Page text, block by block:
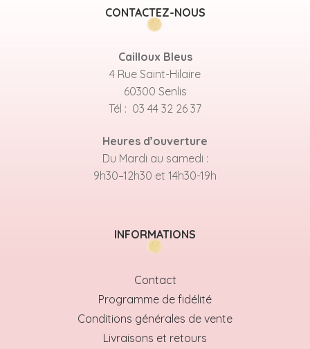
CONTACTEZ-NOUS
Cailloux Bleus
4 Rue Saint-Hilaire
60300 Senlis
Tél : 03 44 32 26 37
Heures d’ouverture
Du Mardi au samedi :
9h30–12h30 et 14h30-19h
INFORMATIONS
Contact
Programme de fidélité
Conditions générales de vente
Livraisons et retours